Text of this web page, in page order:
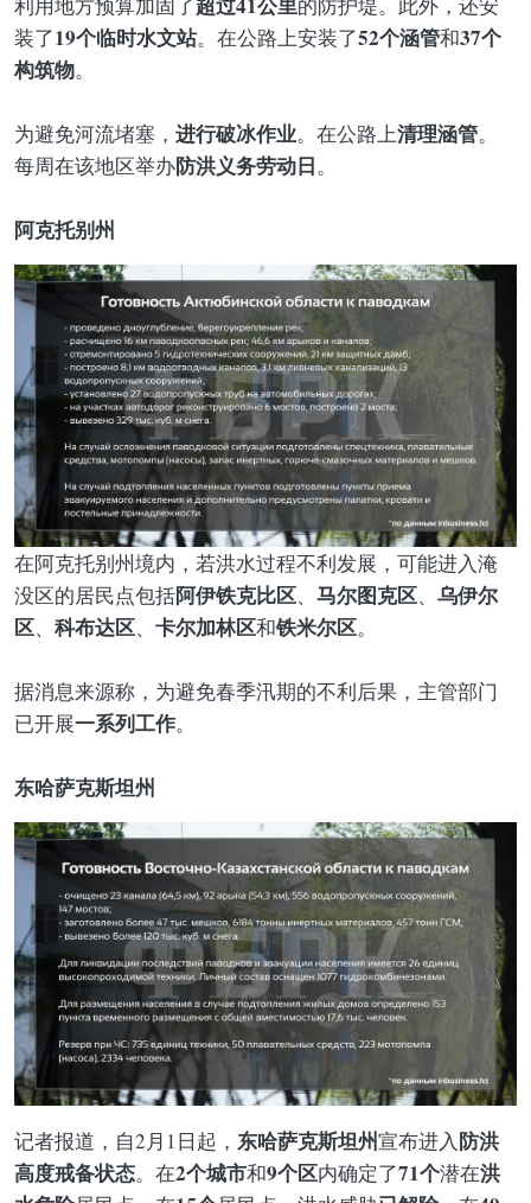
装了19个临时水文站。在公路上安装了52个涵管和37个
构筑物。
为避免河流堵塞， 进行破冰作业。在公路上清理涵管。
每周在该地区举办防洪义务劳动日。
阿克托别州
在阿克托别州境内，若洪水过程不利发展，可能进入淹
没区的居民点包括阿伊铁克比区、 马尔图克区、 乌伊尔
区、 科布达区、 卡尔加林区和铁米尔区。
据消息来源称，为避免春季汛期的不利后果，主管部门
已开展一系列工作。
东哈萨克斯坦州
记者报道，自2月1日起， 东哈萨克斯坦州宣布进入防洪
高度戒备状态。在2个城市和9个区内确定了71个潜在洪